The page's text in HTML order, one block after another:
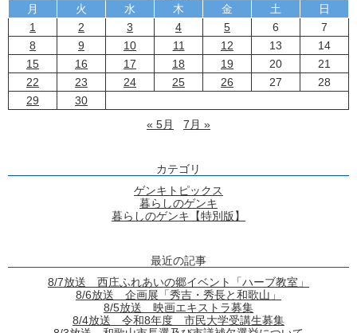
月
火 水 木 金 土
日
1
2 3 4 5 6
7
8
9 10 11 12 13
14
15
16 17 18 19 20
21
22
23 24 25 26 27
28
29
30
« 5月
7月 »
カテゴリ
ゲンキトピックス
暮らしのゲンキ
暮らしのゲンキ【特別版】
最近の記事
8/7放送 西庄ふれあいの郷イベント「ハーブ教室」
8/6放送 企画展「秀吉・秀長と和歌山」
8/5放送 映画エキストラ募集
8/4放送 令和8年度 市民大学受講生募集